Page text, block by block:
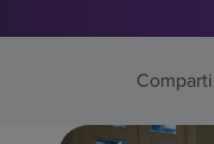
Inversores